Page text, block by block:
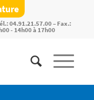
04.91.21.57.00 – Fax.:
- 14h00 à 17h00